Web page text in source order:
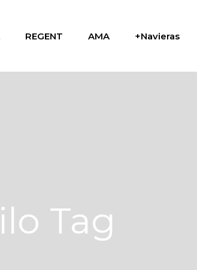
REGENT AMA +Navieras
Tag